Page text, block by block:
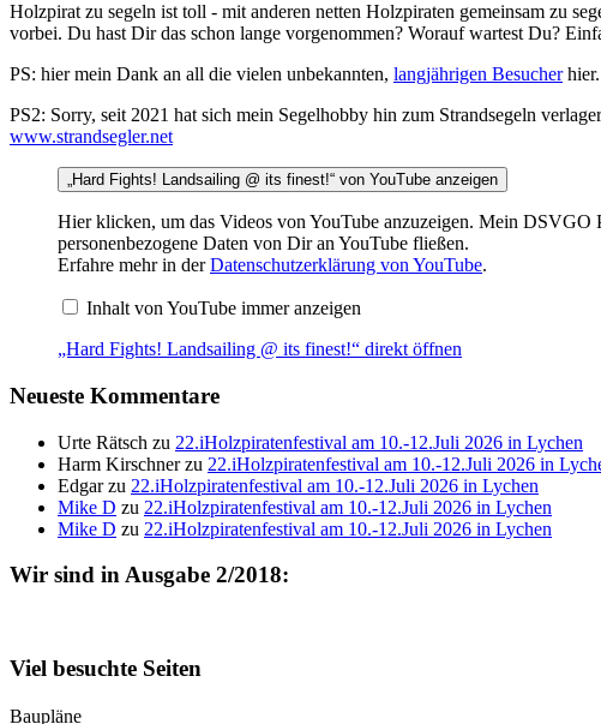
Holzpirat zu segeln ist toll - mit anderen netten Holzpiraten gemeinsam zu
vorbei. Du hast Dir das schon lange vorgenommen? Worauf wartest Du?
PS: hier mein Dank an all die vielen unbekannten, langjährigen Besucherhier.
PS2: Sorry, seit 2021 hat sich mein Segelhobby hin zum Strandsegeln
www.strandsegler.net
„Hard Fights! Landsailing @ its finest!“ von YouTube anzeigen
Hier klicken, um das Videos von YouTube anzuzeigen. Mein DSVGO
personenbezogene Daten von Dir an YouTube fließen.
Erfahre mehr in derDatenschutzerklärung von YouTube.
Inhalt von YouTube immer anzeigen
„Hard Fights! Landsailing @ its finest!“ direkt öffnen
Neueste Kommentare
Urte Rätsch zu 22.iHolzpiratenfestival am 10.-12.Juli 2026 in Lychen
Harm Kirschnerzu 22.iHolzpiratenfestival am 10.-12.Juli 2026 in
Edgarzu 22.iHolzpiratenfestival am 10.-12.Juli 2026 in Lychen
Mike D zu 22.iHolzpiratenfestival am 10.-12.Juli 2026 in Lychen
Mike D zu 22.iHolzpiratenfestival am 10.-12.Juli 2026 in Lychen
Wir sind in Ausgabe 2/2018:
Viel besuchte Seiten
Baupläne